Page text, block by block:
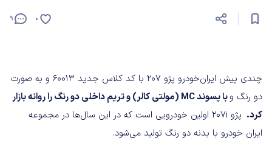
9 0
چندی پیش ایران‌خودرو پژو 207 با کد کلاس جدید 60013 و به صورت
دو رنگ و
با پسوند MC (مولتی کالر) و تریم داخلی دو رنگ را روانه بازار
کرد.
پژو ۲۰۷i اولین خودرویی است که در این سال‌ها در مجموعه
ایران خودرو با بدنه دو رنگ تولید می‌شود.